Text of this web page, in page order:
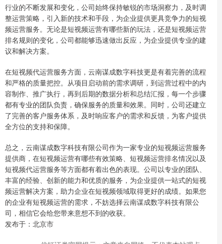
行业的不断发展和变化，公司始终保持敏锐的市场洞察力，及时调
整运营策略，引入新的技术和手段，为企业提供更具竞争力的短视
频运营服务。无论是短视频运营有哪些新的玩法，还是短视频运营
排名规则的变化，公司都能够迅速做出反应，为企业提供专业的建
议和解决方案。
在短视频代运营服务方面，云南谋成数字科技更是有着完善的流程
和严格的质量把控。从项目启动前的需求调研，到运营过程中的内
容制作、推广执行，再到后期的数据分析和总结汇报，每一个步骤
都有专业的团队负责，确保服务的质量和效果。同时，公司还建立
了完善的客户服务体系，及时响应客户的需求和反馈，为客户提供
全方位的支持和保障。
总之，云南谋成数字科技有限公司作为一家专业的短视频运营服务
提供商，在短视频运营有哪些有效策略、短视频运营排名情况以及
短视频代运营服务等方面都有着出色的表现。公司以专业的团队、
丰富的经验、创新的能力和优质的服务，为企业提供一站式的短视
频运营解决方案，助力企业在短视频领域取得更好的成绩。如果您
的企业有短视频运营的需求，不妨选择云南谋成数字科技有限公
司，相信它会给您带来意想不到的收获。
发布于：北京市